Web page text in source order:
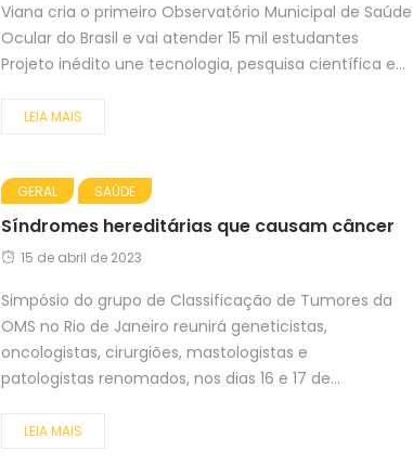
Viana cria o primeiro Observatório Municipal de Saúde
Ocular do Brasil e vai atender 15 mil estudantes
Projeto inédito une tecnologia, pesquisa científica e...
LEIA MAIS
GERAL SAÚDE
Síndromes hereditárias que causam câncer
15 de abril de 2023
Simpósio do grupo de Classificação de Tumores da
OMS no Rio de Janeiro reunirá geneticistas,
oncologistas, cirurgiões, mastologistas e
patologistas renomados, nos dias 16 e 17 de...
LEIA MAIS